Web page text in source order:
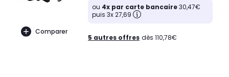
Comparer
ou 4x par carte bancaire30,47€
puis 3x 27,69
5 autres offres dès 110,78€